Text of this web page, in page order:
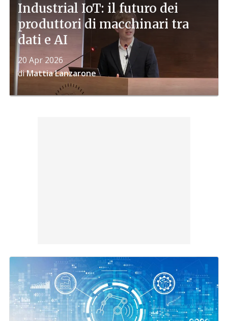
Industrial IoT: il futuro dei
produttori di macchinari tra
dati e AI
20 Apr 2026
diMattia Lanzarone